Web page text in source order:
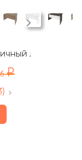
Стайл
левый